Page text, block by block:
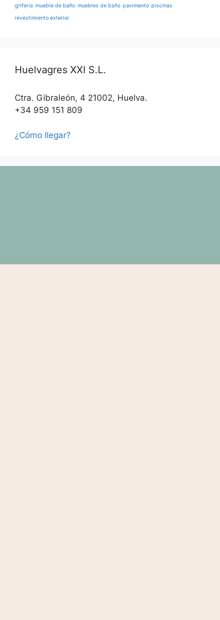
grifería mueble de baño muebles de baño pavimento piscinas
revestimiento exterior
Huelvagres XXI S.L.
Ctra. Gibraleón, 4 21002, Huelva.
+34 959 151 809
¿Cómo llegar?